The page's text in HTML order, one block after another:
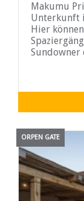
Makumu
Unterkunft
Hier
Sundowner
ORPEN GATE